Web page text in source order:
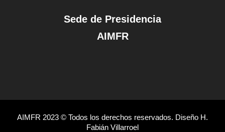
Sede de Presidencia
AIMFR
AIMFR 2023 © Todos los derechos reservados. Diseño H.
Fabián Villarroel